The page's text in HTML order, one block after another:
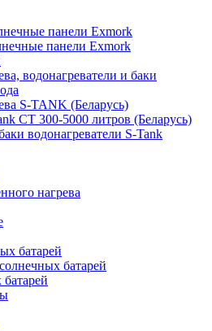
панели Exmork
панели Exmork
водонагреватели и баки
S-TANK (Беларусь)
СТ 300-5000 литров (Беларусь)
водонагреватели S-Tank
нагрева
батарей
батарей